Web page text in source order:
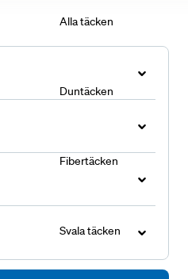
Alla täcken
Duntäcken
Fibertäcken
Svala täcken